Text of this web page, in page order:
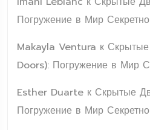
Погружение в Мир
Makayla Ventura к
Doors): Погружение в Мир
Esther Duarte к Скрытые
Погружение в Мир